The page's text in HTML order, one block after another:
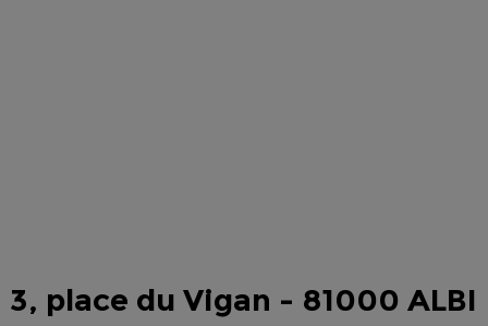
3, place du Vigan - 81000 ALBI